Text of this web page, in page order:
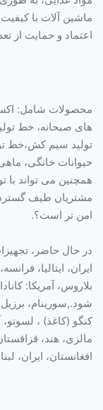
ماشین آلات با
اعتماد و حمایت از
محصولات شامل:
های صبحانه، خط
تولید سیم کش،خط
حیوانات خانگی،
همچنین می تواند با
مشتریان طیف
امن تر است؟.
در حال حاضر،
ایران، ایتالیا،
بلاروس، آمریکا:
شود.,سورینام،
کنگو (کاغذ) ، لسوتو،
مالزی، هند،
افغانستان، ایران،